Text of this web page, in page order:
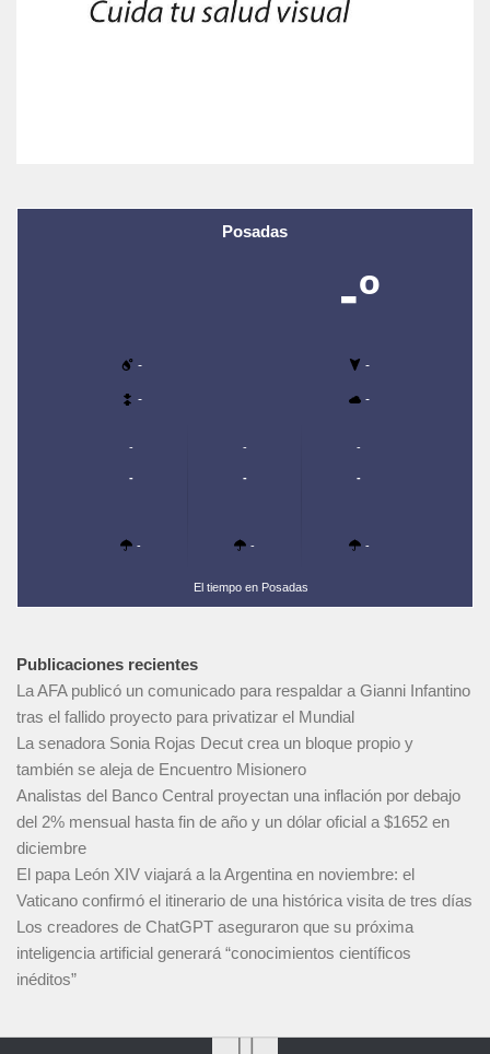
Posadas
-º
- -
- -
-
-
-
-
-
-
-
-
-
El tiempo en Posadas
Publicaciones recientes
La AFA publicó un comunicado para respaldar a Gianni Infantino
tras el fallido proyecto para privatizar el Mundial
La senadora Sonia Rojas Decut crea un bloque propio y
también se aleja de Encuentro Misionero
Analistas del Banco Central proyectan una inflación por debajo
del 2% mensual hasta fin de año y un dólar oficial a $1652 en
diciembre
El papa León XIV viajará a la Argentina en noviembre: el
Vaticano confirmó el itinerario de una histórica visita de tres días
Los creadores de ChatGPT aseguraron que su próxima
inteligencia artificial generará “conocimientos científicos
inéditos”